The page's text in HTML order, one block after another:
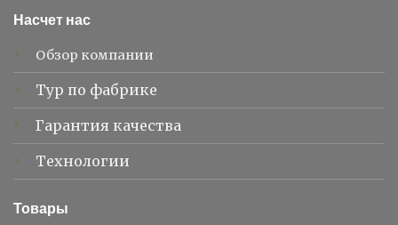
Насчет нас
Обзор компании
Тур по фабрике
Гарантия качества
Технологии
Товары